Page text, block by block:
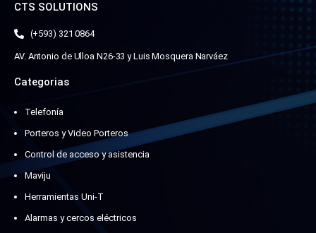
CTS SOLUTIONS
(+593) 321 0864
AV. Antonio de Ulloa N26-33 y Luis Mosquera Narváez
Categorias
Telefonía
Porteros y Video Porteros
Control de acceso y asistencia
Maviju
Herramientas Uni-T
Alarmas y cercos eléctricos